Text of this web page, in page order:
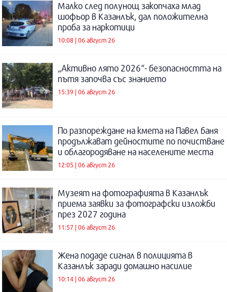
Малко след полунощ закопчаха млад
шофьор в Казанлък, дал положителна
проба за наркотици
10:08 | 06 август 26
„Активно лято 2026“- безопасността на
пътя започва със знанието
15:39 | 06 август 26
По разпореждане на кмета на Павел баня
продължават дейностите по почистване
и облагородяване на населените места
12:05 | 06 август 26
Музеят на фотографията в Казанлък
приема заявки за фотографски изложби
през 2027 година
11:57 | 06 август 26
Жена подаде сигнал в полицията в
Казанлък заради домашно насилие
10:14 | 06 август 26